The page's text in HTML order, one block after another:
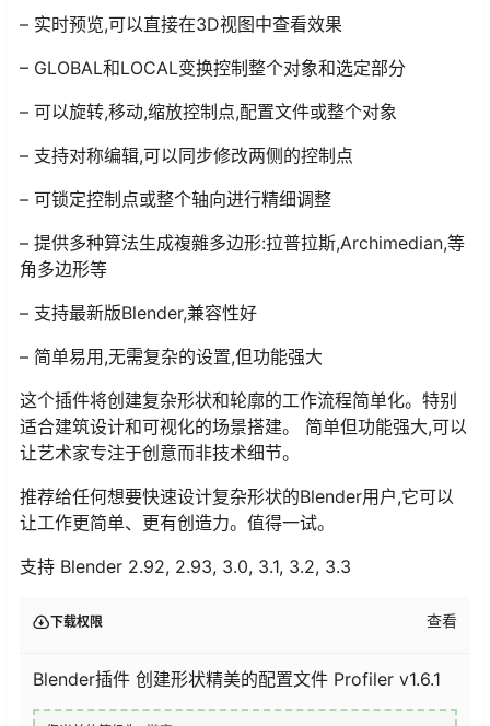
– 实时预览,可以直接在3D视图中查看效果
– GLOBAL和LOCAL变换控制整个对象和选定部分
– 可以旋转,移动,缩放控制点,配置文件或整个对象
– 支持对称编辑,可以同步修改两侧的控制点
– 可锁定控制点或整个轴向进行精细调整
– 提供多种算法生成複雜多边形:拉普拉斯,Archimedian,等
角多边形等
– 支持最新版Blender,兼容性好
– 简单易用,无需复杂的设置,但功能强大
这个插件将创建复杂形状和轮廓的工作流程简单化。特别
适合建筑设计和可视化的场景搭建。 简单但功能强大,可以
让艺术家专注于创意而非技术细节。
推荐给任何想要快速设计复杂形状的Blender用户,它可以
让工作更简单、更有创造力。值得一试。
支持 Blender 2.92, 2.93, 3.0, 3.1, 3.2, 3.3
下载权限 查看
Blender插件 创建形状精美的配置文件 Profiler v1.6.1